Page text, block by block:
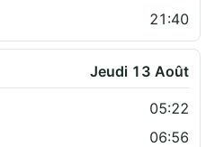
21:40
Jeudi 13 Août
05:22
06:56